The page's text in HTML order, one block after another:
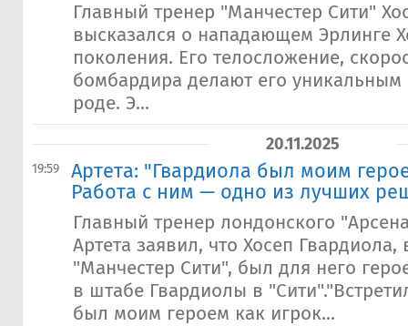
Главный тренер "Манчестер Сити"
высказался о нападающем Эрлинге
поколения. Его телосложение,
бомбардира делают его
роде. Э...
20.11.2025
19:59
Артета: "Гвардиола был моим
Работа с ним — одно из лучших
Главный тренер лондонского
Артета заявил, что Хосеп
"Манчестер Сити", был для него
в штабе Гвардиолы в
был моим героем как игрок...